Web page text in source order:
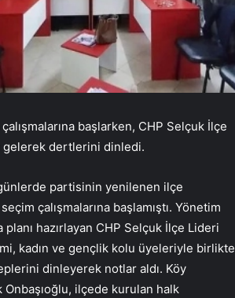
başlarken, CHP Selçuk İlçe
gelerek dertlerini dinledi.
partisinin yenilenen ilçe
çalışmalarına başlamıştı. Yönetim
hazırlayan CHP Selçuk İlçe Lideri
kadın ve gençlik kolu üyeleriyle birlikte
dinleyerek notlar aldı. Köy
ilçede kurulan halk